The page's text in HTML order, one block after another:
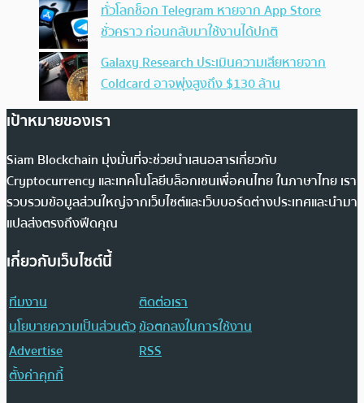
ทั่วโลกช็อก Telegram หายจาก App Store
ชั่วคราว ก่อนกลับมาใช้งานได้ปกติ
Galaxy Research ประเมินความเสียหายจาก
Coldcard อาจพุ่งสูงถึง $130 ล้าน
เป้าหมายของเรา
Siam Blockchain มุ่งมั่นที่จะช่วยนำเสนอสารเกี่ยวกับ
Cryptocurrency และเทคโนโลยีบล็อกเชนเพื่อคนไทย ในภาษาไทย เรา
รวบรวมข้อมูลส่วนใหญ่จากเว็บไซต์และเว็บบอร์ดต่างประเทศและนำมา
แปลส่งตรงถึงฟีดคุณ
เกี่ยวกับเว็บไซต์นี้
ทีมงาน
ติดต่อเรา
นโยบายความเป็นส่วนตัวข้อตกลงในการใช้งาน
Advertise
RSS
ตั้งค่าคุกกี้